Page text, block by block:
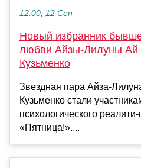
12:00, 12 Сен
Новый избранник
любви Айзы-Лилуны Ай
Кузьменко
Звездная пара Айза-
Кузьменко стали
психологического
«Пятница!»....